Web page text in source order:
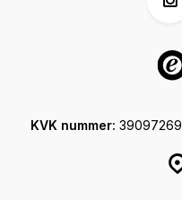
KVK nummer: 39097269